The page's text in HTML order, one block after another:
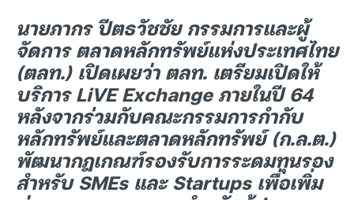
นายภากร ปีตธวัชชัย กรรมการและผู้
จัดการ ตลาดหลักทรัพย์แห่งประเทศไทย
(ตลท.) เปิดเผยว่า ตลท. เตรียมเปิดให้
บริการ LiVE Exchange ภายในปี 64
หลังจากร่วมกับคณะกรรมการกำกับ
หลักทรัพย์และตลาดหลักทรัพย์ (ก.ล.ต.)
พัฒนากฎเกณฑ์รองรับการระดมทุนรอง
สำหรับ SMEs และ Startups เพื่อเพิ่ม